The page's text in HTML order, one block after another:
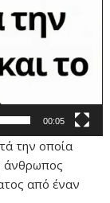
00:05
την οποία
άνθρωπος
από έναν